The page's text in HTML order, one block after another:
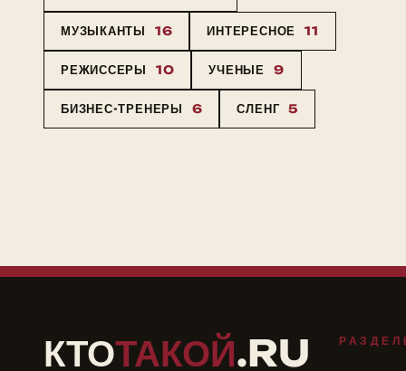
МУЗЫКАНТЫ 16 ИНТЕРЕСНОЕ 11
РЕЖИССЕРЫ 10 УЧЕНЫЕ 9
БИЗНЕС-ТРЕНЕРЫ 6 СЛЕНГ 5
КТОТАКОЙ.RU